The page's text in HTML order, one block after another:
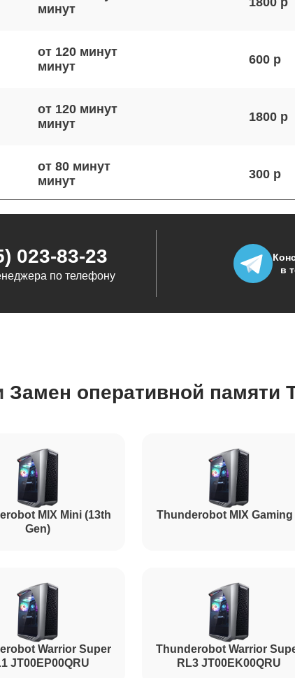
от 120 минут
600
от 120 минут
1800
от 80 минут
300
от 80 минут
от 120 минут
350
от 60 минут
023-83-23
по телефону
в
Замен оперативной памяти
MIX Mini (13th
Gen)
Thunderobot MIX Gaming
Warrior Super
JT00EP00QRU
Thunderobot Warrior
RL3 JT00EK00QRU